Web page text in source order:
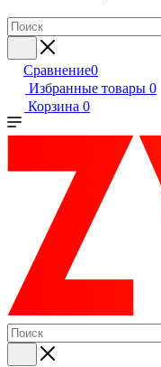
Сравнение0
Избранные товары 0
Корзина 0